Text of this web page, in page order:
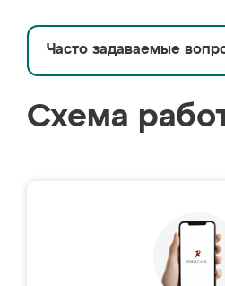
Часто задаваемые
Схема